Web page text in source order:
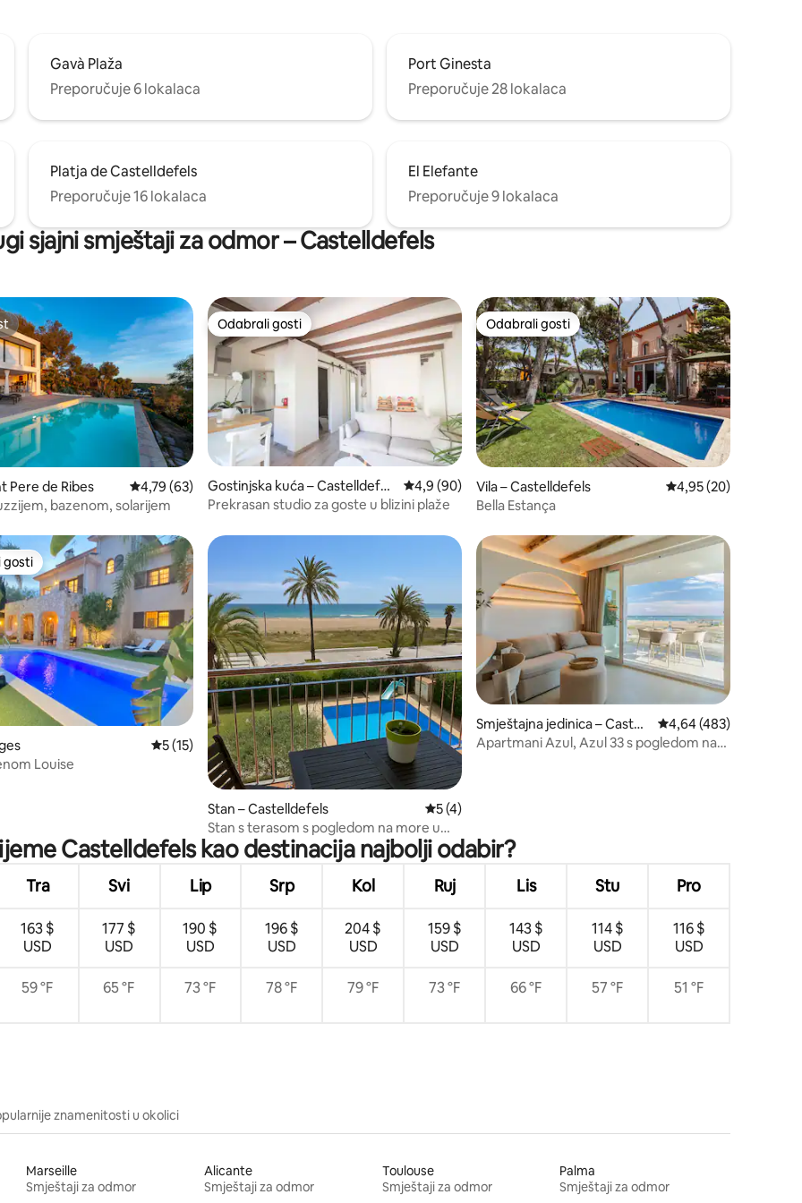
Gavà Plaža
Preporučuje 6 lokalaca
Port Ginesta
Preporučuje 28 lokalaca
Platja de Castelldefels
Preporučuje 16 lokalaca
El Elefante
Preporučuje 9 lokalaca
sjajni smještaji za odmor – Castelldefels
5, recenzija: 7
Pere de Ribes Prosječna ocjena: 4,79/5, recenzija: 63
4,79 (63)
bazenom, solarijem
Odabrali gosti
Odabrali gosti
Gostinjska kuća – Castelldefel
s
Prosječna ocjena: 4,9/5, recenzija: 90
4,9 (90)
Prekrasan studio za goste u blizini plaže
Odabrali gosti
Odabrali gosti
Vila – Castelldefels Prosječna ocjena:
4,95 (20)
Bella Estança
recenzija: 70
gosti
gosti
Prosječna ocjena: 5/5, recenzija: 15
5 (15)
Louise
Stan – Castelldefels Prosječna ocjena: 5/5, recenzija: 4
5 (4)
Stan s terasom s pogledom na more u
blizini BCN-a
Smještajna jedinica – Castell
defels
Prosječna ocjena:
4,64 (483)
Apartmani Azul, Azul 33 s pogledom na
Castelldefels kao destinacija najbolji odabir?
Tra Svi Lip Srp Kol Ruj Lis Stu Pro
163 $
USD
177 $
USD
190 $
USD
196 $
USD
204 $
USD
159 $
USD
143 $
USD
114 $
USD
116 $
USD
59 °F 65 °F 73 °F 78 °F 79 °F 73 °F 66 °F 57 °F 51 °F
znamenitosti u okolici
Marseille
Smještaji za odmor
Alicante
Smještaji za odmor
Toulouse
Smještaji za odmor
Palma
Smještaji za odmor